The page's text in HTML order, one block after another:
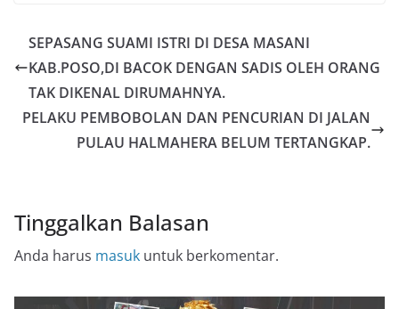
SEPASANG SUAMI ISTRI DI DESA MASANI
KAB.POSO,DI BACOK DENGAN SADIS OLEH ORANG
TAK DIKENAL DIRUMAHNYA.
PELAKU PEMBOBOLAN DAN PENCURIAN DI JALAN
PULAU HALMAHERA BELUM TERTANGKAP.
Tinggalkan Balasan
Anda harus masuk untuk berkomentar.